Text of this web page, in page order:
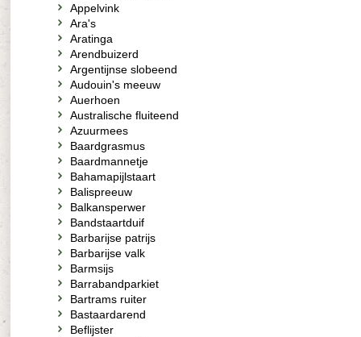
Appelvink
Ara's
Aratinga
Arendbuizerd
Argentijnse slobeend
Audouin's meeuw
Auerhoen
Australische fluiteend
Azuurmees
Baardgrasmus
Baardmannetje
Bahamapijlstaart
Balispreeuw
Balkansperwer
Bandstaartduif
Barbarijse patrijs
Barbarijse valk
Barmsijs
Barrabandparkiet
Bartrams ruiter
Bastaardarend
Beflijster